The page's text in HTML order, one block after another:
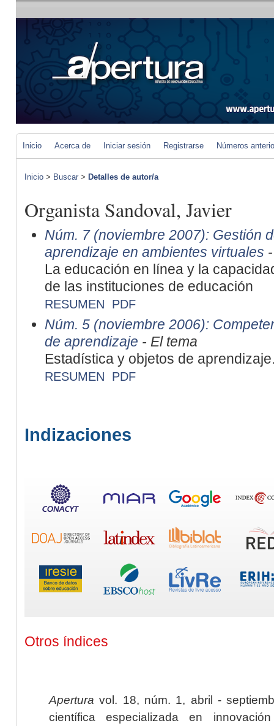
Inicio Acerca de Iniciar sesión Registrarse Números
Inicio > Buscar > Detalles de autor/a
Organista Sandoval, Javier
Núm. 7 (noviembre 2007): Gestión
aprendizaje en ambientes virtuales
La educación en línea y la
de las instituciones de educación
RESUMEN PDF
Núm. 5 (noviembre 2006):
de aprendizaje - El tema
Estadística y objetos de
RESUMEN PDF
Indizaciones
Otros índices
Apertura vol. 18, núm. 1, abril -
científica especializada en